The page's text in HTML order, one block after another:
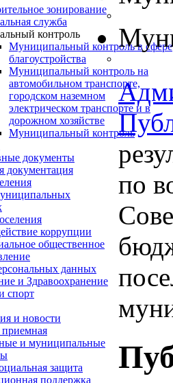
зонирование
служба
контроль
Муниципальный контроль в сфере
благоустройства
Муниципальный контроль на
автомобильном транспорте,
городском наземном
электрическом транспорте и в
дорожном хозяйстве
Муниципальный контроль
документы
документация
коррупции
общественное
данных
и Здравоохранение
спорт
и новости
и муниципальные
защита
поддержка
по